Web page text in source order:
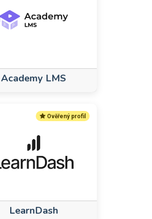
Academy LMS
Ověřený profil
LearnDash